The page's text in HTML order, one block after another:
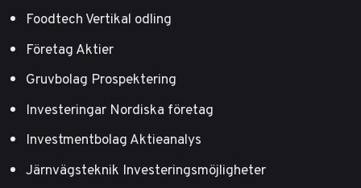
Foodtech Vertikal odling
Företag Aktier
Gruvbolag Prospektering
Investeringar Nordiska företag
Investmentbolag Aktieanalys
Järnvägsteknik Investeringsmöjligheter